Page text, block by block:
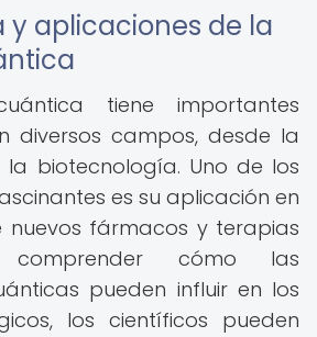
aplicaciones de la
tiene importantes
diversos campos, desde la
biotecnología. Uno de los
es su aplicación en
nuevos fármacos y terapias
cómo las
pueden influir en los
los científicos pueden